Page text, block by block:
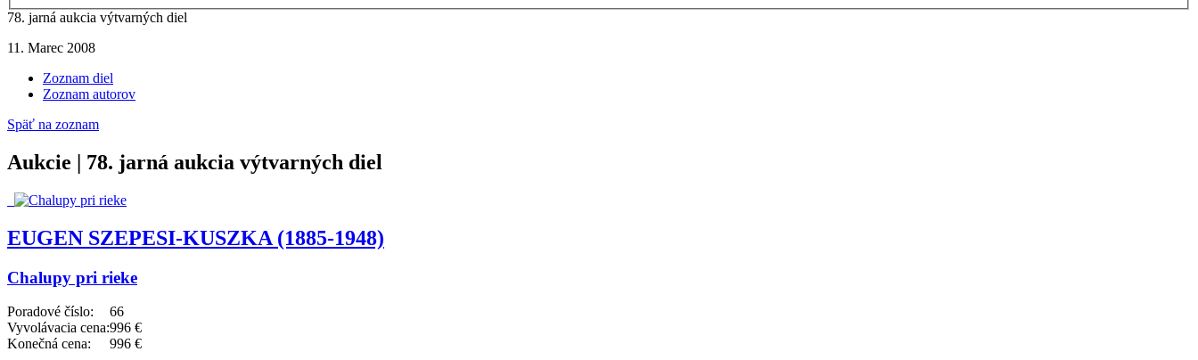
78. jarná aukcia výtvarných diel
11. Marec 2008
Zoznam diel
Zoznam autorov
Späť na zoznam
Aukcie | 78. jarná aukcia výtvarných diel
EUGEN SZEPESI-KUSZKA (1885-1948)
Chalupy pri rieke
Poradové číslo:
66
Vyvolávacia cena:996 €
Konečná cena:
996 €